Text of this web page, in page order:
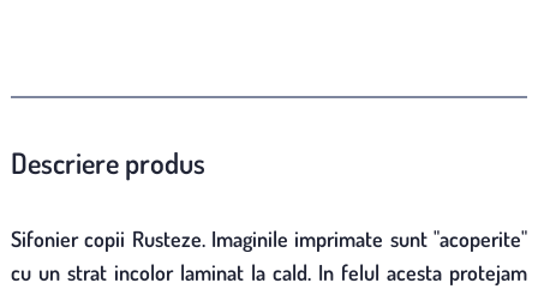
Descriere produs
Sifonier copii Rusteze. Imaginile imprimate sunt "acoperite"
cu un strat incolor laminat la cald. In felul acesta protejam